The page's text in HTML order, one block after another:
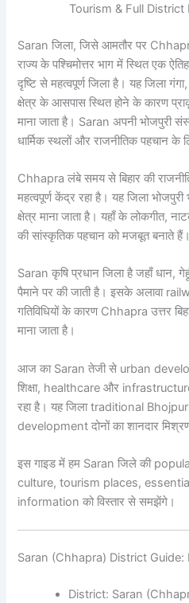
Tourism & Full
Saran जिला, जिसे आमतौर पर
राज्य के पश्चिमोत्तर भाग में स्थित एक
दृष्टि से महत्वपूर्ण जिला है। यह जिला
क्षेत्र के आसपास स्थित होने के कारण
माना जाता है। Saran अपनी भोजपुरी
धार्मिक स्थलों और राजनीतिक पहचान के
Chhapra लंबे समय से बिहार की
महत्वपूर्ण केंद्र रहा है। यह जिला
क्षेत्र माना जाता है। यहाँ के लोकगीत,
की सांस्कृतिक पहचान को मजबूत बनाते हैं।
Saran कृषि प्रधान जिला है जहाँ धान,
पैमाने पर की जाती है। इसके अलावा
गतिविधियों के कारण Chhapra उत्तर
माना जाता है।
आज का Saran तेजी से urban
शिक्षा, healthcare और
रहा है। यह जिला traditional
development दोनों का शानदार
इस गाइड में हम Saran जिले की
culture, tourism places,
information को विस्तार से समझेंगे।
Saran (Chhapra) District
District: Saran